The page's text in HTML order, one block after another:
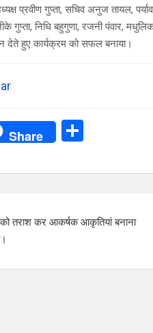
प्रवीण गुप्ता, सचिव अनुज तायल,
गुप्ता, निधि बहुगुणा, रजनी पंवार,
देते हुए कार्यक्रम को सफल बनाया।
Share
ar
तराश कर आकर्षक आकृतियां बनाना